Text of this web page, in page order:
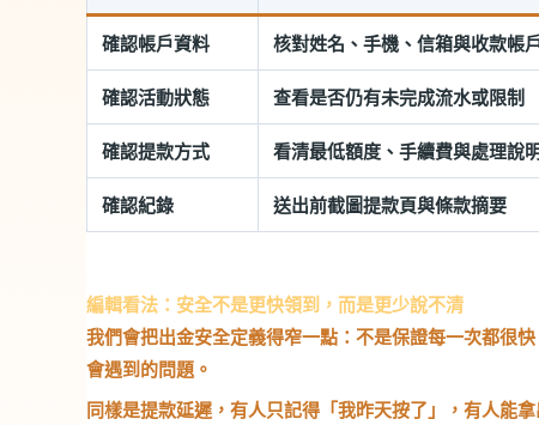
確認帳戶資料 核對姓名、手機、信箱與收款帳
確認活動狀態 查看是否仍有未完成流水或限制
確認提款方式 看清最低額度、手續費與處理說
確認紀錄 送出前截圖提款頁與條款摘要
編輯看法：安全不是更快領到，而是更少說不清
我們會把出金安全定義得窄一點：不是保證每一次都很
會遇到的問題。
同樣是提款延遲，有人只記得「我昨天按了」，有人能